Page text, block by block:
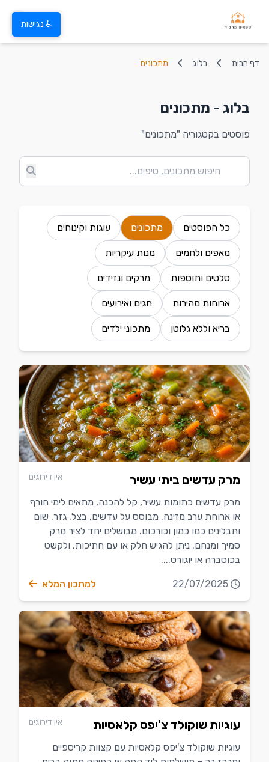
דף הבית בלוג מתכונים
בלוג - מתכונים
פוסטים בקטגוריה "מתכונים"
כל הפוסטים מתכונים עוגות וקינוחים
מאפים ולחמים מנות עיקריות
סלטים ותוספות מרקים ונזידים
ארוחות מהירות חגים ואירועים
בריא וללא גלוטן מתכוני ילדים
מרק עדשים ביתי עשיר אין דירוגים
מרק עדשים כתומות עשיר, קל להכנה, מתאים לימי חורף
או ארוחת ערב מזינה. מבוסס על עדשים, בצל, גזר, שום
ותבלינים כמו כמון וכורכום. מבושלים יחד לציר מרק
סמיך ומנחם. ניתן להגיש חלק או עם חתיכות, ולקשט
בכוסברה או יוגורט....
22/07/2025 למתכון המלא
עוגיות שוקולד צ'יפס קלאסיות אין דירוגים
עוגיות שוקולד צ'יפס קלאסיות עם קצוות קריספיים
♿ נגישות